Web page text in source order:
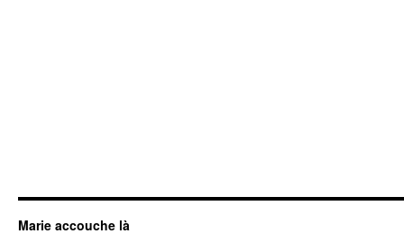
Marie accouche là